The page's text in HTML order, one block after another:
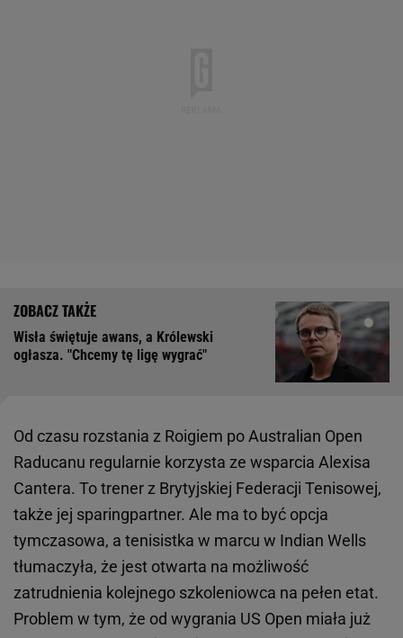
Wisła świętuje awans, a Królewski
ogłasza. "Chcemy tę ligę wygrać"
Od czasu rozstania z Roigiem po Australian Open
Raducanu regularnie korzysta ze wsparcia Alexisa
Cantera. To trener z Brytyjskiej Federacji Tenisowej,
także jej sparingpartner. Ale ma to być opcja
tymczasowa, a tenisistka w marcu w Indian Wells
tłumaczyła, że jest otwarta na możliwość
zatrudnienia kolejnego szkoleniowca na pełen etat.
Problem w tym, że od wygrania US Open miała już